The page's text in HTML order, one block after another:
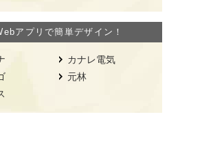
アプリで簡単デザイン！
カナレ電気
元林